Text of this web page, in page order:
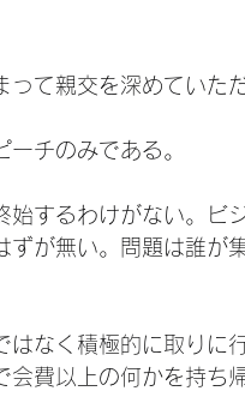
て親交を深めていた
チのみである。
するわけがない。ビ
が無い。問題は誰が
なく積極的に取りに
費以上の何かを持ち